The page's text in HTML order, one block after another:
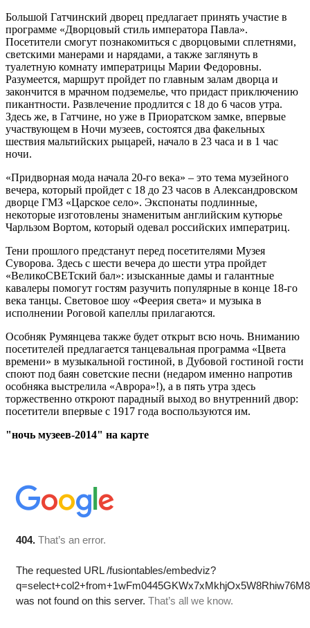
Большой Гатчинский дворец предлагает принять участие в
программе «Дворцовый стиль императора Павла».
Посетители смогут познакомиться с дворцовыми сплетнями,
светскими манерами и нарядами, а также заглянуть в
туалетную комнату императрицы Марии Федоровны.
Разумеется, маршрут пройдет по главным залам дворца и
закончится в мрачном подземелье, что придаст приключению
пикантности. Развлечение продлится с 18 до 6 часов утра.
Здесь же, в Гатчине, но уже в Приоратском замке, впервые
участвующем в Ночи музеев, состоятся два факельных
шествия мальтийских рыцарей, начало в 23 часа и в 1 час
ночи.
«Придворная мода начала 20-го века» – это тема музейного
вечера, который пройдет с 18 до 23 часов в Александровском
дворце ГМЗ «Царское село». Экспонаты подлинные,
некоторые изготовлены знаменитым английским кутюрье
Чарльзом Вортом, который одевал российских императриц.
Тени прошлого предстанут перед посетителями Музея
Суворова. Здесь с шести вечера до шести утра пройдет
«ВеликоСВЕТский бал»: изысканные дамы и галантные
кавалеры помогут гостям разучить популярные в конце 18-го
века танцы. Световое шоу «Феерия света» и музыка в
исполнении Роговой капеллы прилагаются.
Особняк Румянцева также будет открыт всю ночь. Вниманию
посетителей предлагается танцевальная программа «Цвета
времени» в музыкальной гостиной, в Дубовой гостиной гости
споют под баян советские песни (недаром именно напротив
особняка выстрелила «Аврора»!), а в пять утра здесь
торжественно откроют парадный выход во внутренний двор:
посетители впервые с 1917 года воспользуются им.
"ночь музеев-2014" на карте